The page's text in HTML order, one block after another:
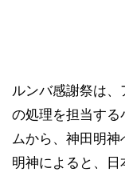
ルンバ感謝祭は
の処理を担当す
ムから、神田明神
明神によると、